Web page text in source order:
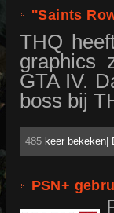
''Saints
THQ
graphics
GTA IV.
boss bij
485 keer bekeken|
PSN+